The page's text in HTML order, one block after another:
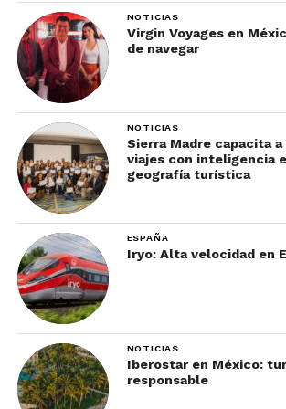
Si tus clientes no tienen mucho
recomiéndales el Resort Course, que
sesión de capacitación de un día y
clientes podrán bucear con la
instructor profesional los acompaña.
deseen una capacitación integral, el
Certificación en Aguas Abiertas es su
opción.
NOTICIAS
Virgin Voyages en
de navegar
NOTICIAS
Sierra Madre capacita
viajes con inteligencia
geografía turística
ESPAÑA
Iryo: Alta velocidad en
NOTICIAS
Iberostar en México:
responsable